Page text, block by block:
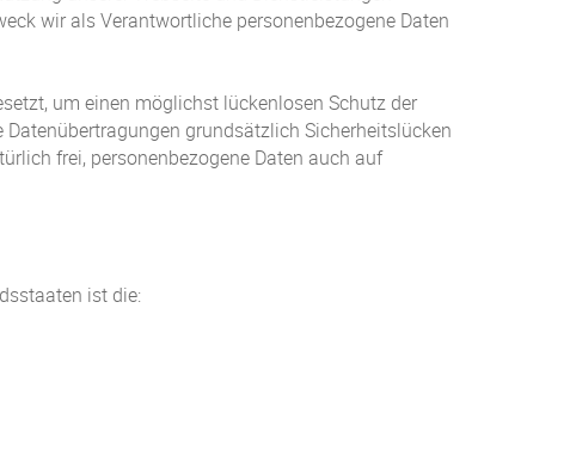
wir als Verantwortliche personenbezogene Daten
um einen möglichst lückenlosen Schutz der
grundsätzlich Sicherheitslücken
frei, personenbezogene Daten auch auf
ist die: